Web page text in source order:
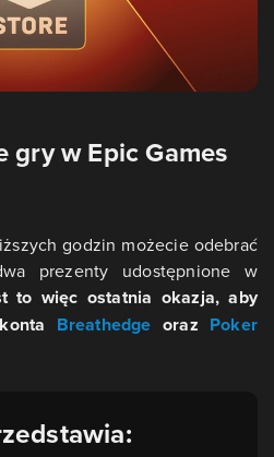
gry w Epic Games
godzin możecie odebrać
prezenty udostępnione w
to więc ostatnia okazja, aby
Breathedge oraz Poker